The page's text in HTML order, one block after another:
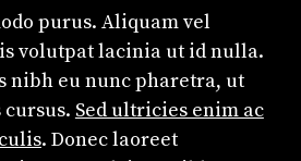
purus. Aliquam vel
volutpat lacinia ut id nulla.
nibh eu nunc pharetra, ut
Sed ultricies enim ac
. Donec laoreet